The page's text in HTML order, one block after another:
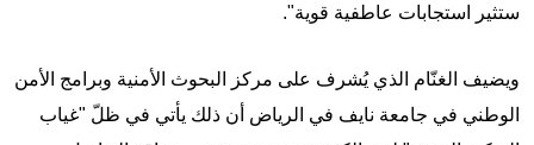
ستثير استجابات عاطفية قوية".
ويضيف الغنّام الذي يُشرف على مركز البحوث الأمنية وبرامج الأمن
الوطني في جامعة نايف في الرياض أن ذلك يأتي في ظلّ "غياب